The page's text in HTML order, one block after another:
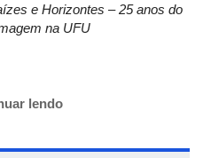
é essencial para que
história, reconhecer
e Horizontes – 25 anos do
na UFU
e na construção de
lendo